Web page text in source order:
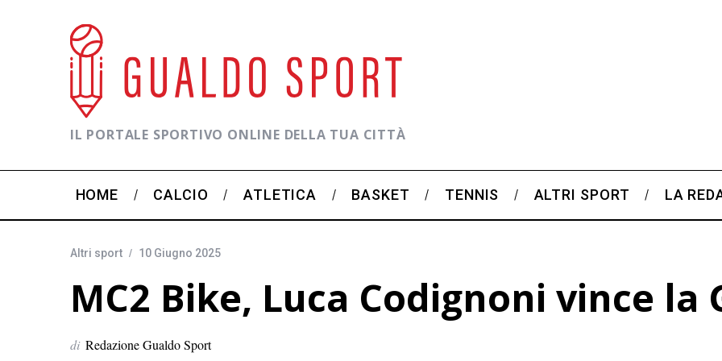
IL PORTALE SPORTIVO ONLINE DELLA TUA CITTÀ
HOME CALCIO ATLETICA BASKET TENNIS ALTRI SPORT LA
Altri sport 10 Giugno 2025
MC2 Bike, Luca Codignoni vince la
di Redazione Gualdo Sport